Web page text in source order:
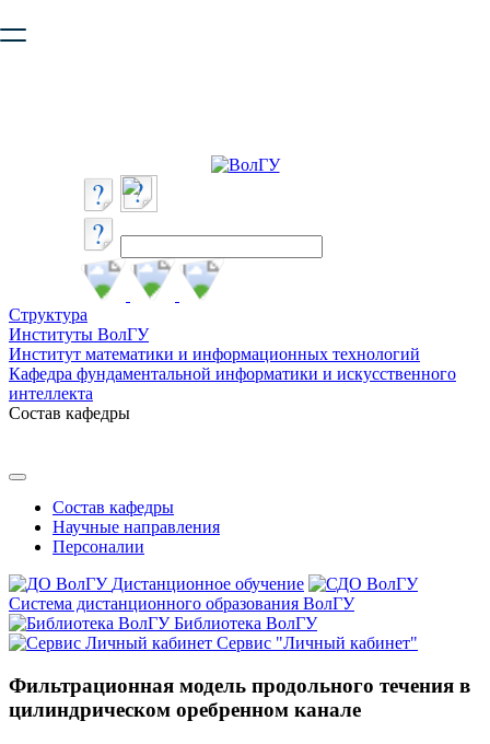
безопасную работу с сайтом. Пожалуйста
Структура
Институты ВолГУ
Институт математики и информационных технологий
Кафедра фундаментальной информатики и искусственного
интеллекта
Состав кафедры
Состав кафедры
Научные направления
Персоналии
Дистанционное обучение
Система дистанционного образования ВолГУ
Библиотека ВолГУ
Сервис "Личный кабинет"
Фильтрационная модель продольного течения в
цилиндрическом оребренном канале